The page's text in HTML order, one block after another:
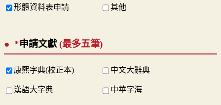
形體資料表申請 其他
*申請文獻(最多五筆)
康熙字典(校正本) 中文大辭典
漢語大字典 中華字海